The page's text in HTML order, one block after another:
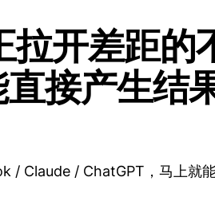
开差距的
接产生结
/ Claude / ChatGPT，马上就